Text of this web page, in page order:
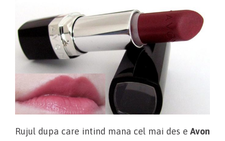
Rujul dupa care intind mana cel mai des eAvon